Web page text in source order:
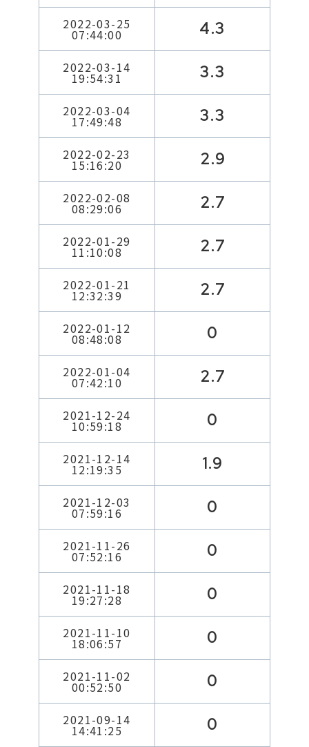
2022-03-25
07:44:00 4.3
2022-03-14
19:54:31 3.3
2022-03-04
17:49:48 3.3
2022-02-23
15:16:20 2.9
2022-02-08
08:29:06 2.7
2022-01-29
11:10:08 2.7
2022-01-21
12:32:39 2.7
2022-01-12
08:48:08 0
2022-01-04
07:42:10 2.7
2021-12-24
10:59:18 0
2021-12-14
12:19:35 1.9
2021-12-03
07:59:16 0
2021-11-26
07:52:16 0
2021-11-18
19:27:28 0
2021-11-10
18:06:57 0
2021-11-02
00:52:50 0
2021-09-14
14:41:25 0